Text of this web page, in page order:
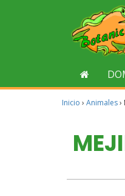
Inicio › Animales›